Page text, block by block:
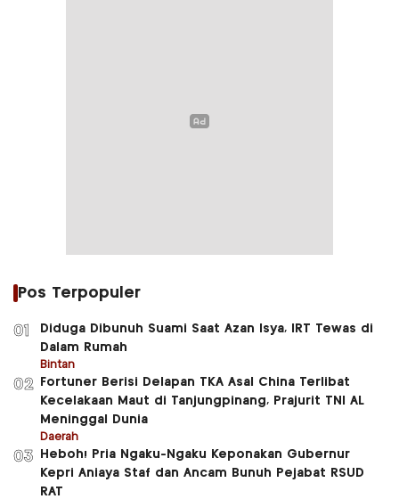
Pos Terpopuler
01
Diduga Dibunuh Suami Saat Azan Isya, IRT Tewas di
Dalam Rumah
Bintan
02
Fortuner Berisi Delapan TKA Asal China Terlibat
Kecelakaan Maut di Tanjungpinang, Prajurit TNI AL
Meninggal Dunia
Daerah
03
Heboh! Pria Ngaku-Ngaku Keponakan Gubernur
Kepri Aniaya Staf dan Ancam Bunuh Pejabat RSUD
RAT